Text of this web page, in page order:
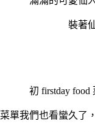
裝著
初 firstday
菜單我們也看蠻久了